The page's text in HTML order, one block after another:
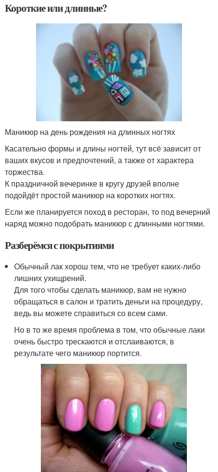
Короткие или длинные?
Маникюр на день рождения на длинных ногтях
Касательно формы и длины ногтей, тут всё зависит от
ваших вкусов и предпочтений, а также от характера
торжества.
К праздничной вечеринке в кругу друзей вполне
подойдёт простой маникюр на коротких ногтях.
Если же планируется поход в ресторан, то под вечерний
наряд можно подобрать маникюр с длинными ногтями.
Разберёмся с покрытиями
Обычный лак хорош тем, что не требует каких-либо
лишних ухищрений.
Для того чтобы сделать маникюр, вам не нужно
обращаться в салон и тратить деньги на процедуру,
ведь вы можете справиться со всем сами.
Но в то же время проблема в том, что обычные лаки
очень быстро трескаются и отслаиваются, в
результате чего маникюр портится.